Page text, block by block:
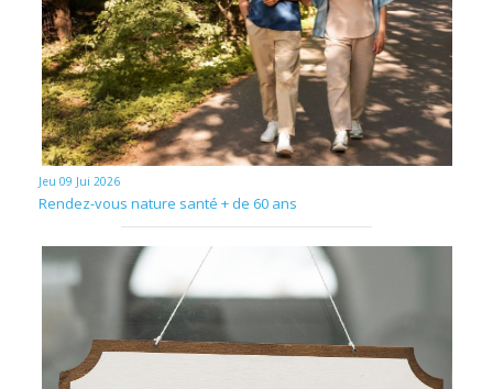
Jeu 09 Jui 2026
Rendez-vous nature santé + de 60 ans